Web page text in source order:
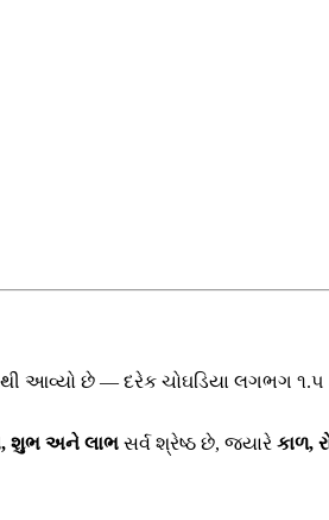
આવ્યો છે — દરેક ચોઘડિયા લગભગ ૧.૫
શુભ અને લાભ સર્વ શ્રેષ્ઠ છે, જ્યારે કાળ,